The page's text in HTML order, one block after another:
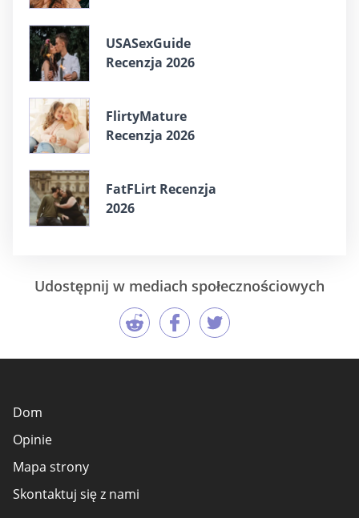
USASexGuide
Recenzja 2026
FlirtyMature
Recenzja 2026
FatFLirt Recenzja
2026
Udostępnij w mediach społecznościowych
Dom
Opinie
Mapa strony
Skontaktuj się z nami